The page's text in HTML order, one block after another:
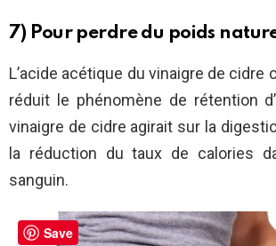
7) Pour perdre du poids
L’acide acétique du vinaigre de cidre
réduit le phénomène de rétention
vinaigre de cidre agirait sur la
la réduction du taux de calories
sanguin.
Save